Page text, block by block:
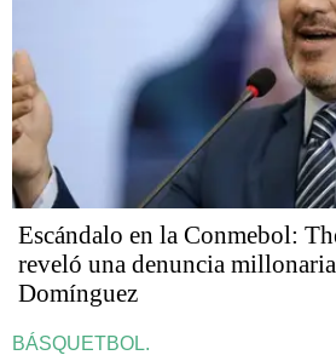
Escándalo en la Conmebol:
reveló una denuncia
Domínguez
BÁSQUETBOL.